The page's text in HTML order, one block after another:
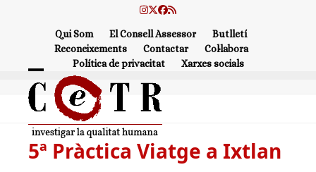
Instagram
Twitter
Facebook
RSS
Qui Som El Consell Assessor
Butlletí
Reconeixements
Contactar
Col·labora
Política de privacitat
Xarxes socials
Open
mobile
menu
Close
mobile
menu
5ª Pràctica Viatge a Ixtlan